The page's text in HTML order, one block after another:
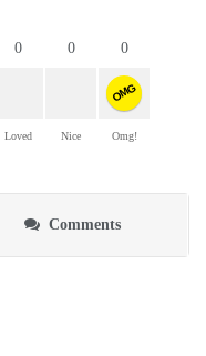
0
Loved
0
Nice
0
OMG
Omg!
Comments